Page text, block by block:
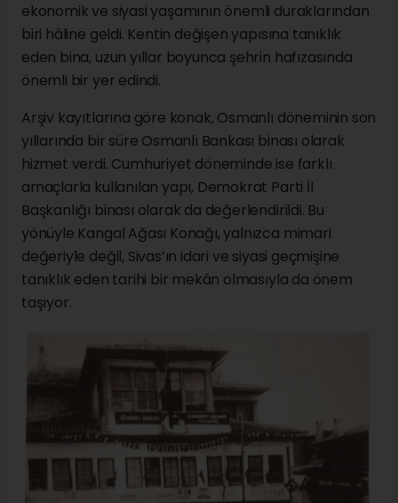
ekonomik ve siyasi yaşamının önemli duraklarından
biri hâline geldi. Kentin değişen yapısına tanıklık
eden bina, uzun yıllar boyunca şehrin hafızasında
önemli bir yer edindi.
Arşiv kayıtlarına göre konak, Osmanlı döneminin son
yıllarında bir süre Osmanlı Bankası binası olarak
hizmet verdi. Cumhuriyet döneminde ise farklı
amaçlarla kullanılan yapı, Demokrat Parti İl
Başkanlığı binası olarak da değerlendirildi. Bu
yönüyle Kangal Ağası Konağı, yalnızca mimari
değeriyle değil, Sivas’ın idari ve siyasi geçmişine
tanıklık eden tarihi bir mekân olmasıyla da önem
taşıyor.